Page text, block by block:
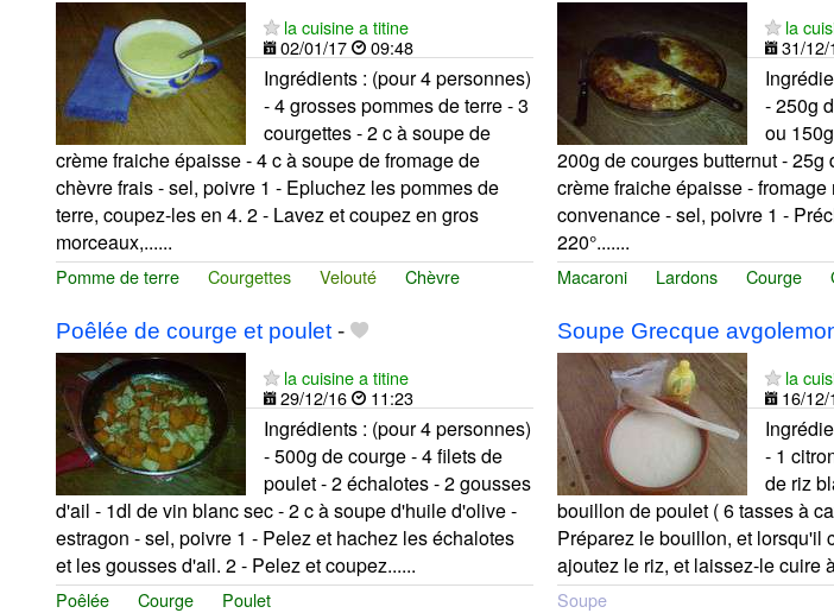
la cuisine a titine
02/01/17
09:48
Ingrédients : (pour 4 personnes)
- 4 grosses pommes de terre - 3
courgettes - 2 c à soupe de
crème fraiche épaisse - 4 c à soupe de fromage de
chèvre frais - sel, poivre 1 - Epluchez les pommes de
terre, coupez-les en 4. 2 - Lavez et coupez en gros
morceaux,......
Pomme de terre Courgettes Velouté Chèvre
la
31/12/
- 250g
ou
200g de courges butternut - 25g
crème fraiche épaisse - fromage
convenance - sel, poivre 1 -
220°.......
Macaroni Lardons Courge
Poêlée de courge et poulet -
la cuisine a titine
29/12/16
11:23
Ingrédients : (pour 4 personnes)
- 500g de courge - 4 filets de
poulet - 2 échalotes - 2 gousses
d'ail - 1dl de vin blanc sec - 2 c à soupe d'huile d'olive -
estragon - sel, poivre 1 - Pelez et hachez les échalotes
et les gousses d'ail. 2 - Pelez et coupez......
Poêlée Courge Poulet
Soupe Grecque
la
16/12/
- 1
de riz
bouillon de poulet ( 6 tasses à
Préparez le bouillon, et lorsqu'il
ajoutez le riz, et laissez-le cuire
Soupe